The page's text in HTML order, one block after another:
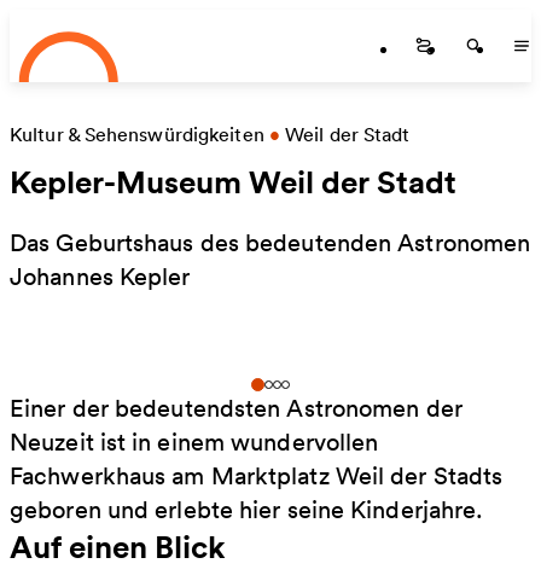
Zum Hauptinhalt springen
Startseite
Kultur & Sehenswürdigkeiten • Weil der Stadt
Kepler-Museum Weil der Stadt
Das Geburtshaus des bedeutenden Astronomen
Johannes Kepler
Einer der bedeutendsten Astronomen der
Neuzeit ist in einem wundervollen
Fachwerkhaus am Marktplatz Weil der Stadts
geboren und erlebte hier seine Kinderjahre.
Auf einen Blick